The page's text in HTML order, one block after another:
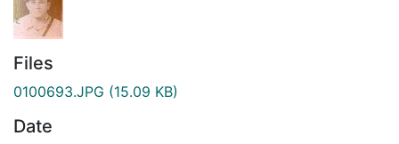
Files
0100693.JPG (15.09 KB)
Date